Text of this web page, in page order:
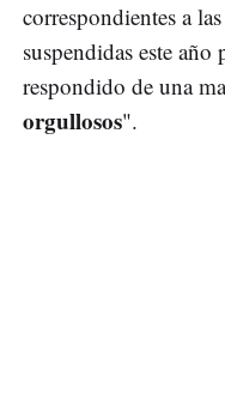
correspondientes a
suspendidas este
respondido de una
orgullosos".